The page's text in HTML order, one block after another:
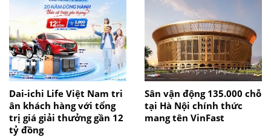
Dai-ichi Life Việt Nam tri
ân khách hàng với tổng
trị giá giải thưởng gần 12
tỷ đồng
Sân vận động 135.000 chỗ
tại Hà Nội chính thức
mang tên VinFast